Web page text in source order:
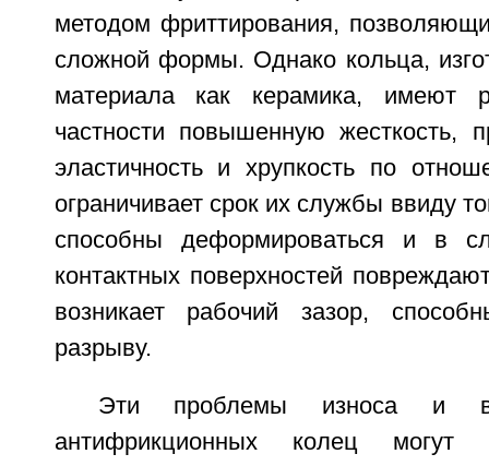
методом фриттирования,
сложной формы. Однако кольца,
материала как керамика, имеют
частности повышенную жесткость,
эластичность и хрупкость по
ограничивает срок их службы ввиду
способны деформироваться и в
контактных поверхностей
возникает рабочий зазор,
разрыву.
Эти проблемы износа и
антифрикционных колец могут